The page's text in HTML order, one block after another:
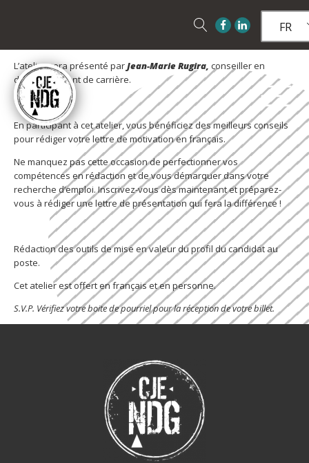
FR
L’atelier sera présenté parJean-Marie Rugira, conseiller en
développement de carrière.
En participant à cet atelier, vous bénéficiez des meilleurs conseils
pour rédiger votre lettre de motivation en français.
Ne manquez pas cette occasion de perfectionner vos
compétences en rédaction et de vous démarquer dans votre
recherche d’emploi. Inscrivez-vous dès maintenant et préparez-
vous à rédiger une lettre de présentation qui fera la différence !
Rédaction des outils de mise en valeur du profil du candidat au
poste.
Cet atelier est offert en français et en personne.
S.V.P. Vérifiez votre boite de pourriel pour la réception de votre billet.